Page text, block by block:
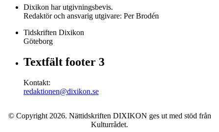
Dixikon har utgivningsbevis.
Redaktör och ansvarig utgivare: Per Brodén
Tidskriften Dixikon
Göteborg
Textfält footer 3
Kontakt:
redaktionen@dixikon.se
© Copyright 2026. Nättidskriften DIXIKON ges ut med stöd från
Kulturrådet.